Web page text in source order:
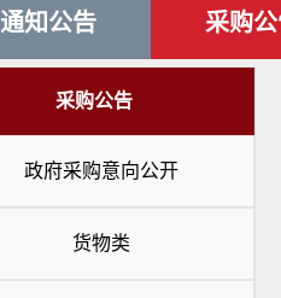
通知公告 采购
采购公告
政府采购意向公开
货物类